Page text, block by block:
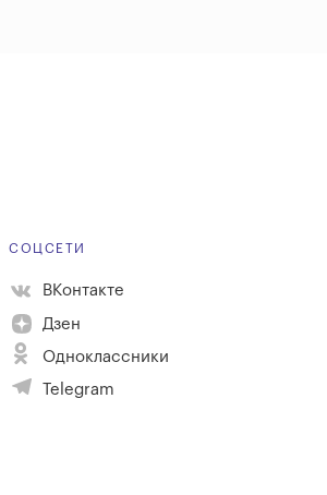
СОЦСЕТИ
ВКонтакте
Дзен
Одноклассники
Telegram